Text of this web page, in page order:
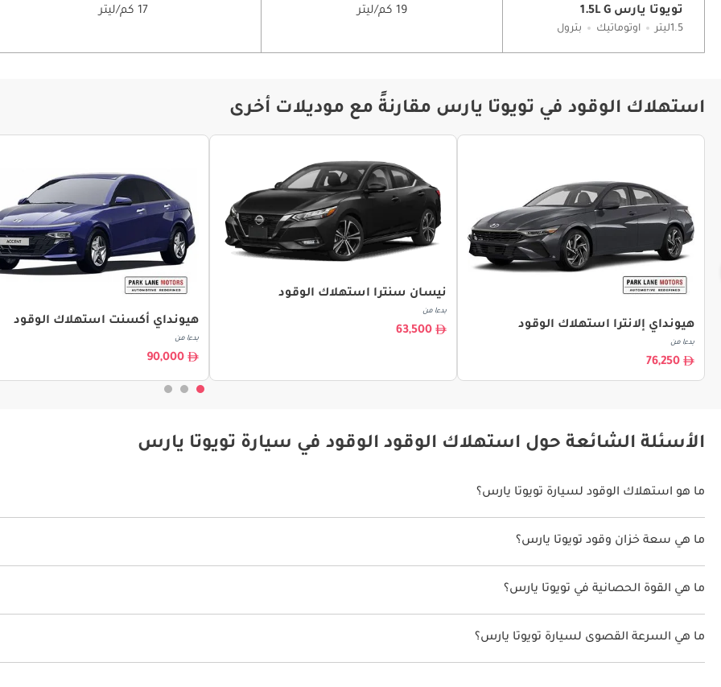
تويوتا يارس 1.5L G
1.5ليتر اوتوماتيك بترول
19 كم/ليتر 17 كم/ليتر
استهلاك الوقود في تويوتا يارس مقارنةً مع موديلات أخرى
هيونداي إلانترا استهلاك الوقود
بدءا من
76,250
نيسان سنترا استهلاك الوقود
بدءا من
63,500
هيونداي أكسنت استهلاك الوقود
بدءا من
90,000
الأسئلة الشائعة حول استهلاك الوقود الوقود في سيارة تويوتا يارس
ما هو استهلاك الوقود لسيارة تويوتا يارس؟
يتراوح استهلاك الوقود لسيارة تويوتا يارس بين 17 كم/ليتر.
ما هي سعة خزان وقود تويوتا يارس؟
سعة خزان وقود تويوتا يارس 40 ليتر.
ما هي القوة الحصانية في تويوتا يارس؟
تنتج تويوتا يارس قوة 105 حصان.
ما هي السرعة القصوى لسيارة تويوتا يارس؟
السرعة القصوى لسيارة تويوتا يارس هي 200 كم/الساعة.